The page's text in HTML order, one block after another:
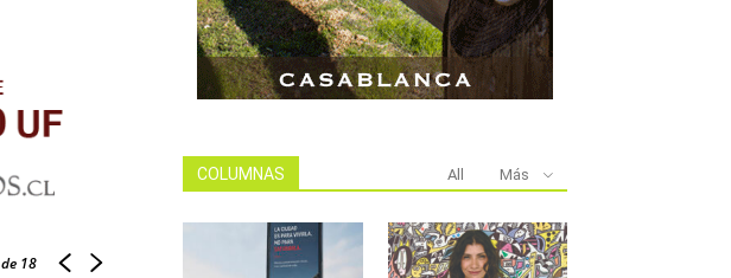
de 18
COLUMNAS All Más